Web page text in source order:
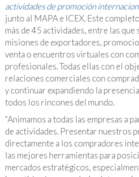
actividades de promoción
junto al MAPA e ICEX. Este
más de 45 actividades, entre las
misiones de exportadores,
venta o encuentros virtuales con
profesionales. Todas ellas con el
relaciones comerciales con
y continuar expandiendo la
todos los rincones del mundo.
“Animamos a todas las empresas a
de actividades. Presentar nuestros
directamente a los compradores
las mejores herramientas para
mercados estratégicos,